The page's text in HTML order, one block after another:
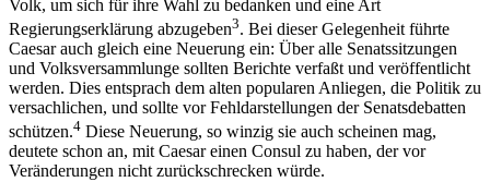
Volk, um sich für ihre Wahl zu bedanken und eine Art
Regierungserklärung abzugeben3. Bei dieser Gelegenheit führte
Caesar auch gleich eine Neuerung ein: Über alle Senatssitzungen
und Volksversammlunge sollten Berichte verfaßt und veröffentlicht
werden. Dies entsprach dem alten popularen Anliegen, die Politik zu
versachlichen, und sollte vor Fehldarstellungen der Senatsdebatten
schützen.4 Diese Neuerung, so winzig sie auch scheinen mag,
deutete schon an, mit Caesar einen Consul zu haben, der vor
Veränderungen nicht zurückschrecken würde.